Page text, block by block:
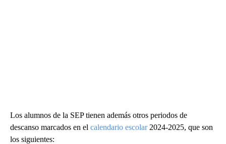
Los alumnos de la SEP tienen además otros periodos de
descanso marcados en el calendario escolar2024-2025, que son
los siguientes: